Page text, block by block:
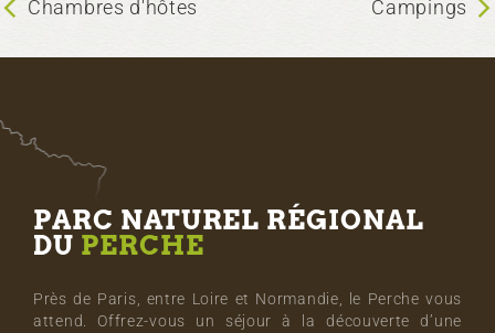
Chambres d'hôtes Campings
PARC NATUREL RÉGIONAL
DU PERCHE
Près de Paris, entre Loire et Normandie, le Perche vous
attend. Offrez-vous un séjour à la découverte d’une